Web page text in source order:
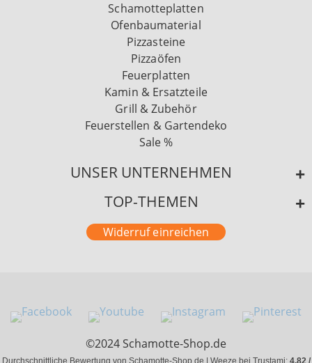
Schamotteplatten
Ofenbaumaterial
Pizzasteine
Pizzaöfen
Feuerplatten
Kamin & Ersatzteile
Grill & Zubehör
Feuerstellen & Gartendeko
Sale %
UNSER UNTERNEHMEN
TOP-THEMEN
Widerruf einreichen
©2024 Schamotte-Shop.de
Durchschnittliche Bewertung von Schamotte-Shop.de | Weeze bei Trustami: 4.82 /